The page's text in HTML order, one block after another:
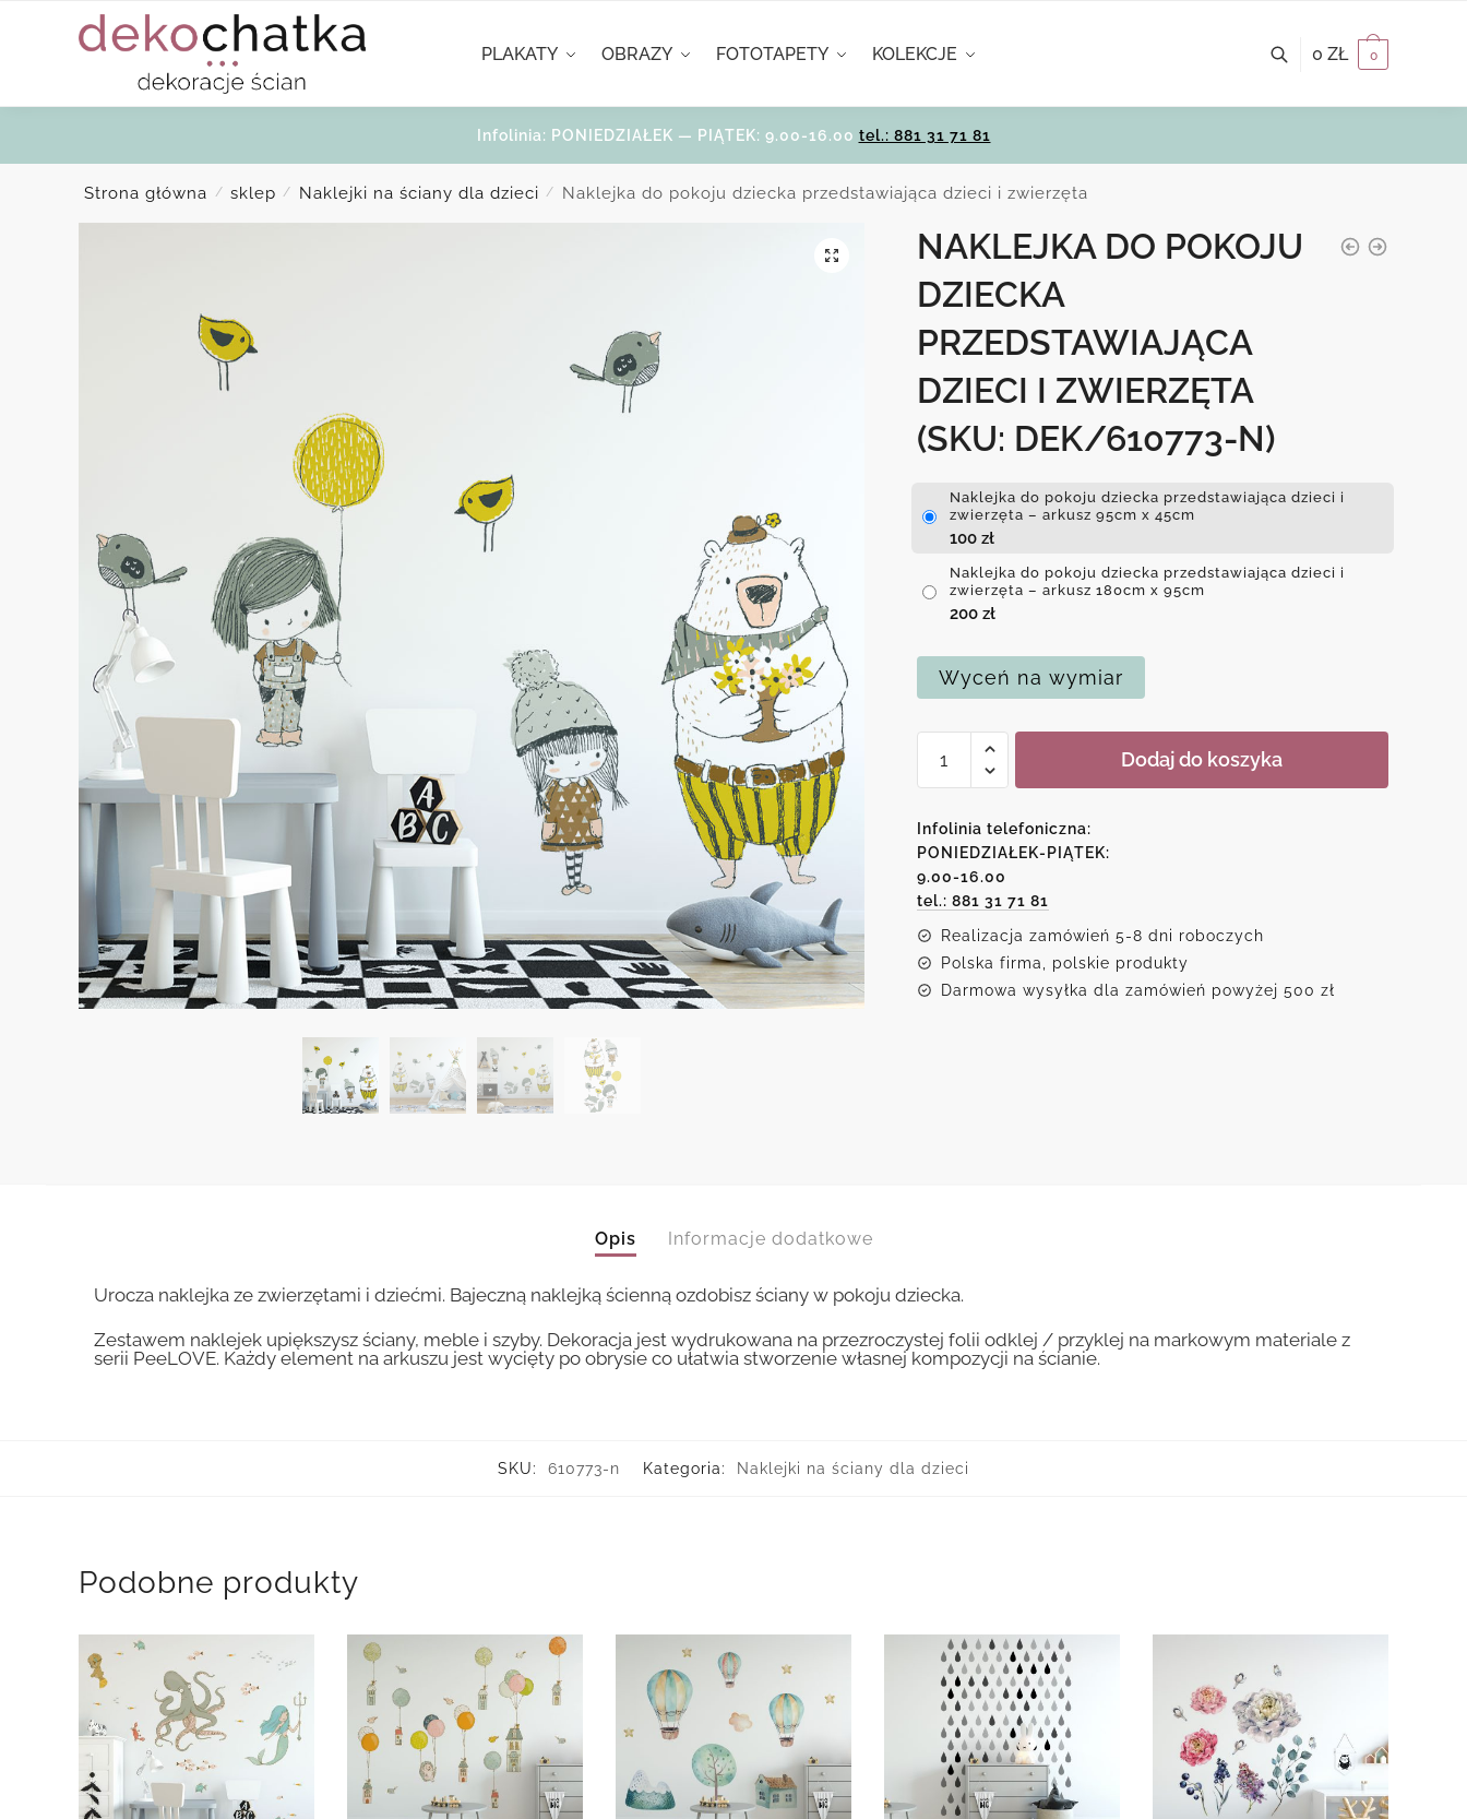
PLAKATY OBRAZY FOTOTAPETY KOLEKCJE 0 ZŁ 0
Infolinia: PONIEDZIAŁEK — PIĄTEK: 9.00-16.00 tel.: 881 31 71 81
Strona główna / sklep / Naklejki na ściany dla dzieci / Naklejka do pokoju dziecka przedstawiająca dzieci i zwierzęta
NAKLEJKA DO POKOJU
DZIECKA
PRZEDSTAWIAJĄCA
DZIECI I ZWIERZĘTA
(SKU: DEK/610773-N)
Naklejka do pokoju dziecka przedstawiająca dzieci i
zwierzęta – arkusz 95cm x 45cm
100 zł
Naklejka do pokoju dziecka przedstawiająca dzieci i
zwierzęta – arkusz 180cm x 95cm
200 zł
Wyceń na wymiar
Naklejka
pokoju
dziecka
przedstawiająca
dzieci
i
zwierzęta
Dodaj do koszyka
Infolinia telefoniczna:
PONIEDZIAŁEK-PIĄTEK:
9.00-16.00
tel.: 881 31 71 81
Realizacja zamówień 5-8 dni roboczych
Polska firma, polskie produkty
Darmowa wysyłka dla zamówień powyżej 500 zł
Opis Informacje dodatkowe
Urocza naklejka ze zwierzętami i dziećmi. Bajeczną naklejką ścienną ozdobisz ściany w pokoju dziecka.
Zestawem naklejek upiększysz ściany, meble i szyby. Dekoracja jest wydrukowana na przezroczystej folii odklej / przyklej na markowym materiale z
serii PeeLOVE. Każdy element na arkuszu jest wycięty po obrysie co ułatwia stworzenie własnej kompozycji na ścianie.
SKU: 610773-n Kategoria: Naklejki na ściany dla dzieci
Podobne produkty